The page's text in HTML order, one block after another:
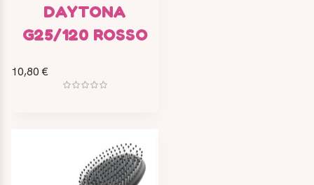
DAYTONA
G25/120 ROSSO
10,80 €